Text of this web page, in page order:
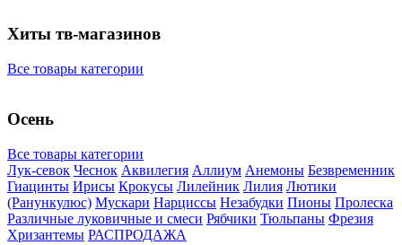
Хиты тв-магазинов
Все товары категории
Осень
Все товары категории
Лук-севок Чеснок Аквилегия Аллиум Анемоны Безвременник
Гиацинты Ирисы Крокусы Лилейник Лилия Лютики
(Ранункулюс) Мускари Нарцисcы Незабудки Пионы Пролеска
Различные луковичные и смеси Рябчики Тюльпаны Фрезия
Хризантемы РАСПРОДАЖА